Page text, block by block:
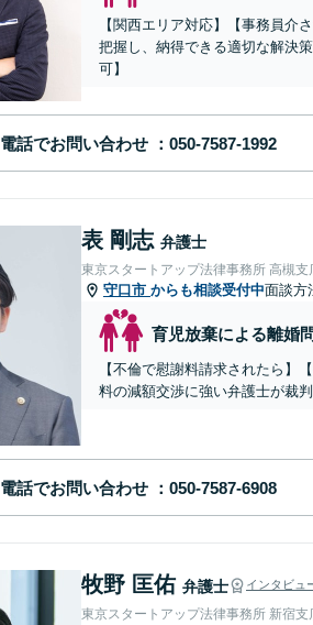
【関西エリア対応】【事務員介
把握し、納得できる適切な解決
可】
電話でお問い合わせ
表 剛志 弁護士
東京スタートアップ法律事務所 高槻支
守口市 からも相談受付中面談方
育児放棄による離婚
【不倫で慰謝料請求されたら】
料の減額交渉に強い弁護士が裁
電話でお問い合わせ
牧野 匡佑 弁護士 インタビュ
東京スタートアップ法律事務所 新宿支